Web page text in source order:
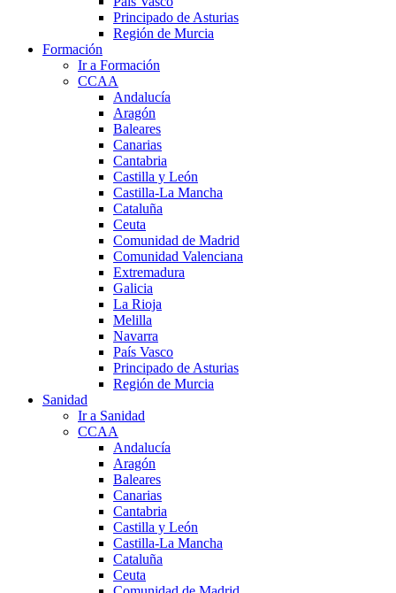
Principado de Asturias
Región de Murcia
Formación
Ir a Formación
CCAA
Andalucía
Aragón
Baleares
Canarias
Cantabria
Castilla y León
Castilla-La Mancha
Cataluña
Ceuta
Comunidad de Madrid
Comunidad Valenciana
Extremadura
Galicia
La Rioja
Melilla
Navarra
País Vasco
Principado de Asturias
Región de Murcia
Sanidad
Ir a Sanidad
CCAA
Andalucía
Aragón
Baleares
Canarias
Cantabria
Castilla y León
Castilla-La Mancha
Cataluña
Ceuta